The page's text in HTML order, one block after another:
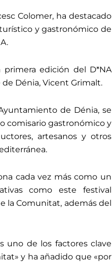
Colomer, ha destacado
y gastronómico de
primera edición del D*NA
Dénia, Vicent Grimalt.
de Dénia, se
comisario gastronómico y
artesanos y otros
cada vez más como un
como este festival
la Comunitat, además del
uno de los factores clave
y ha añadido que «por